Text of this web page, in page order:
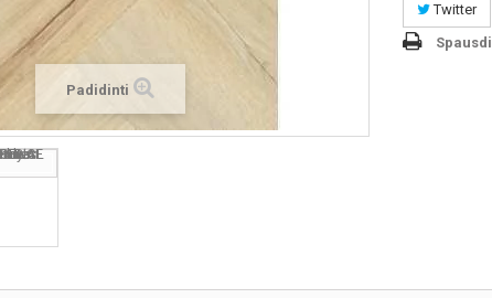
Padidinti
Twitter